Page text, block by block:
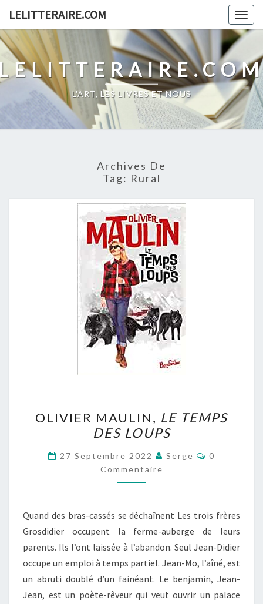
content
LELITTERAIRE.COM
L'ART, LES LIVRES ET NOUS
Archives De
Tag: Rural
MAULIN,
LE
TEMPS
DES
LOUPS
OLIVIER MAULIN, LE TEMPS
DES LOUPS
27 Septembre 2022 Serge
0
Commentaire
Quand des bras-cassés se déchaînent Les trois frères
Grosdidier occupent la ferme-auberge de leurs
parents. Ils l’ont laissée à l’abandon. Seul Jean-Didier
occupe un emploi à temps partiel. Jean-Mo, l’aîné, est
un abruti doublé d’un fainéant. Le benjamin, Jean-
Jean, est un poète-rêveur qui veut ouvrir un palace